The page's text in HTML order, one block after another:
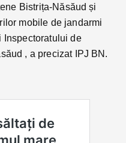
Bistrița-Năsăud și
mobile de jandarmi
Inspectoratului de
, a precizat IPJ BN.